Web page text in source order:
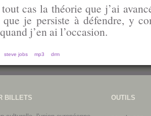
tout cas la théorie que j’ai
que je persiste à défendre, y
j’en ai l’occasion.
steve jobs mp3 drm
BILLETS OUTILS